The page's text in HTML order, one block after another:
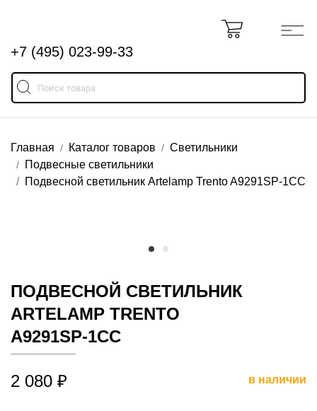
+7 (495) 023-99-33
Главная Каталог товаров
Светильники
Подвесные светильники
Подвесной светильник Artelamp Trento A9291SP-1CC
ПОДВЕСНОЙ СВЕТИЛЬНИК
ARTELAMP TRENTO
A9291SP-1CC
2 080 ₽ в наличии